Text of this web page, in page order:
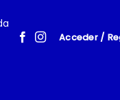
Acceder /